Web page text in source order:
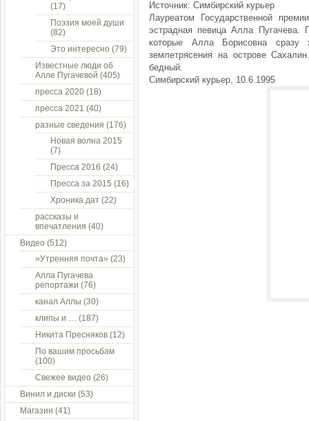
Источник: Симбирский курьер
Лауреатом Государственной
эстрадная певица Алла
которые Алла Борисовна
землетрясения на острове
бедный.
Симбирский курьер, 10.6.1995
(17)
Поэзия моей души
(82)
Это интересно (79)
Известные люди об
Алле Пугачевой (405)
пресса 2020 (18)
пресса 2021 (40)
разные сведения (176)
Новая волна 2015
(7)
Пресса 2016 (24)
Пресса за 2015 (16)
Хроника дат (22)
рассказы и
впечатления (40)
Видео (512)
»Утренняя почта» (23)
Алла Пугачева
репортажи (76)
канал Аллы (30)
клипы и … (187)
Никита Пресняков (12)
По вашим просьбам
(100)
Свежее видео (26)
Винил и диски (53)
Магазин (41)